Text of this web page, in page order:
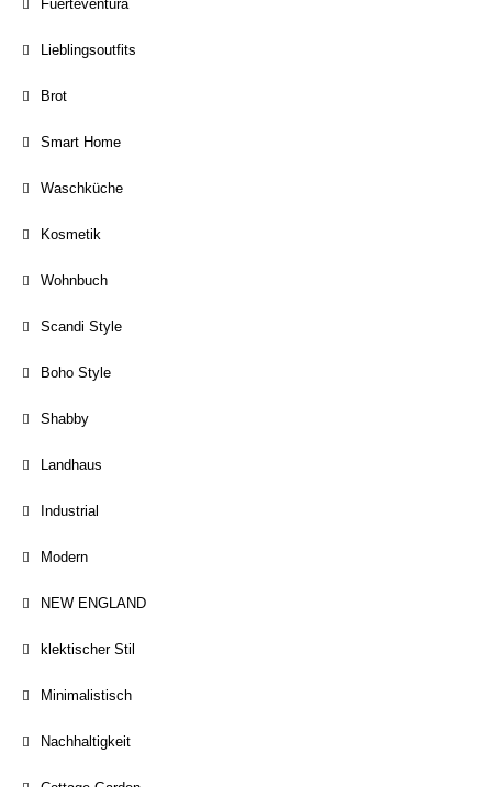
Fuerteventura
Lieblingsoutfits
Brot
Smart Home
Waschküche
Kosmetik
Wohnbuch
Scandi Style
Boho Style
Shabby
Landhaus
Industrial
Modern
NEW ENGLAND
klektischer Stil
Minimalistisch
Nachhaltigkeit